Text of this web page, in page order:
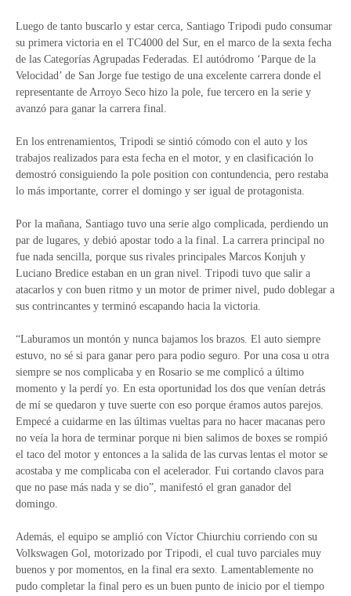
Luego de tanto buscarlo y estar cerca, Santiago Tripodi pudo consumar
su primera victoria en el TC4000 del Sur, en el marco de la sexta fecha
de las Categorías Agrupadas Federadas. El autódromo ‘Parque de la
Velocidad’ de San Jorge fue testigo de una excelente carrera donde el
representante de Arroyo Seco hizo la pole, fue tercero en la serie y
avanzó para ganar la carrera final.
En los entrenamientos, Tripodi se sintió cómodo con el auto y los
trabajos realizados para esta fecha en el motor, y en clasificación lo
demostró consiguiendo la pole position con contundencia, pero restaba
lo más importante, correr el domingo y ser igual de protagonista.
Por la mañana, Santiago tuvo una serie algo complicada, perdiendo un
par de lugares, y debió apostar todo a la final. La carrera principal no
fue nada sencilla, porque sus rivales principales Marcos Konjuh y
Luciano Bredice estaban en un gran nivel. Tripodi tuvo que salir a
atacarlos y con buen ritmo y un motor de primer nivel, pudo doblegar a
sus contrincantes y terminó escapando hacia la victoria.
“Laburamos un montón y nunca bajamos los brazos. El auto siempre
estuvo, no sé si para ganar pero para podio seguro. Por una cosa u otra
siempre se nos complicaba y en Rosario se me complicó a último
momento y la perdí yo. En esta oportunidad los dos que venían detrás
de mí se quedaron y tuve suerte con eso porque éramos autos parejos.
Empecé a cuidarme en las últimas vueltas para no hacer macanas pero
no veía la hora de terminar porque ni bien salimos de boxes se rompió
el taco del motor y entonces a la salida de las curvas lentas el motor se
acostaba y me complicaba con el acelerador. Fui cortando clavos para
que no pase más nada y se dio”, manifestó el gran ganador del
domingo.
Además, el equipo se amplió con Víctor Chiurchiu corriendo con su
Volkswagen Gol, motorizado por Tripodi, el cual tuvo parciales muy
buenos y por momentos, en la final era sexto. Lamentablemente no
pudo completar la final pero es un buen punto de inicio por el tiempo